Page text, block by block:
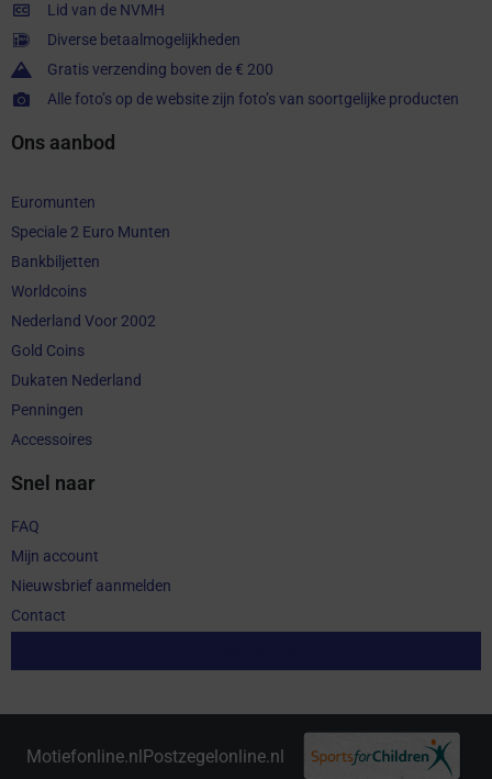
Lid van de NVMH
Diverse betaalmogelijkheden
Gratis verzending boven de € 200
Alle foto’s op de website zijn foto’s van soortgelijke producten
Ons aanbod
Euromunten
Speciale 2 Euro Munten
Bankbiljetten
Worldcoins
Nederland Voor 2002
Gold Coins
Dukaten Nederland
Penningen
Accessoires
Snel naar
FAQ
Mijn account
Nieuwsbrief aanmelden
Contact
Motiefonline.nl Postzegelonline.nl